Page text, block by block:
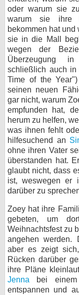
oder warum sie
warum sie ihre
bekommen hat
sie in die Mall
wegen der
Überzeugung
schließlich auch in
Time of the
seinen neuen
gar nicht, warum
empfunden hat,
herum zu helfen,
was ihnen fehlt
hilfesuchend an
ohne ihren Vater
überstanden hat.
glaubt nicht, dass
ist, weswegen er
darüber zu
Zoey hat ihre
gebeten, um
Weihnachtsfest zu
angehen werden.
aber es zeigt
Rücken darüber
ihre Pläne
Jenna bei einem
entspannen und